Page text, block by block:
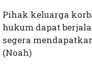
Pihak keluarga
hukum dapat
segera
(Noah)